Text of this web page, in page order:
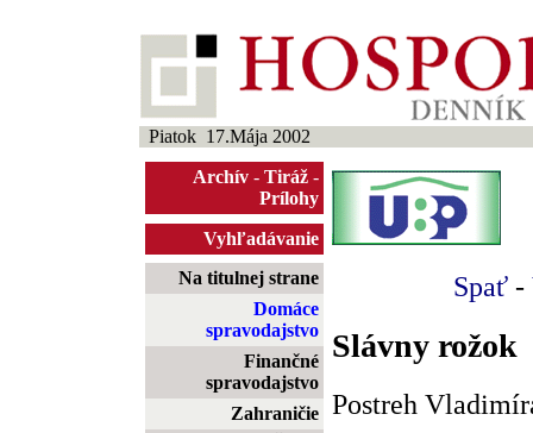
Piatok 17.Mája 2002
Archív - Tiráž -
Prílohy
Vyhľadávanie
Na titulnej strane
Domáce
spravodajstvo
Finančné
spravodajstvo
Zahraničie
Spať -
Slávny rožok
Postreh